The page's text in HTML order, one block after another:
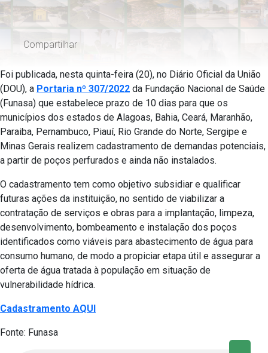
Compartilhar
Foi publicada, nesta quinta-feira (20), no Diário Oficial da União
(DOU), a Portaria nº 307/2022 da Fundação Nacional de Saúde
(Funasa) que estabelece prazo de 10 dias para que os
municípios dos estados de Alagoas, Bahia, Ceará, Maranhão,
Paraiba, Pernambuco, Piauí, Rio Grande do Norte, Sergipe e
Minas Gerais realizem cadastramento de demandas potenciais,
a partir de poços perfurados e ainda não instalados.
O cadastramento tem como objetivo subsidiar e qualificar
futuras ações da instituição, no sentido de viabilizar a
contratação de serviços e obras para a implantação, limpeza,
desenvolvimento, bombeamento e instalação dos poços
identificados como viáveis para abastecimento de água para
consumo humano, de modo a propiciar etapa útil e assegurar a
oferta de água tratada à população em situação de
vulnerabilidade hídrica.
Cadastramento AQUI
Fonte: Funasa